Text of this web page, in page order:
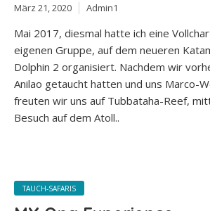
März 21, 2020 Admin1
Mai 2017, diesmal hatte ich eine
eigenen Gruppe, auf dem neueren
Dolphin 2 organisiert. Nachdem wir
Anilao getaucht hatten und uns Marco-
freuten wir uns auf Tubbataha-Reef,
Besuch auf dem Atoll..
TAUCH-SAFARIS